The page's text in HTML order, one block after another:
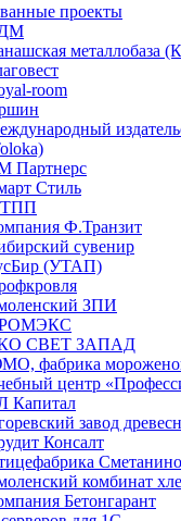
проекты
металлобаза
room
Партнерс
Стиль
Ф.Транзит
сувенир
(УТАП)
ЗПИ
СВЕТ ЗАПАД
фабрика
центр
Капитал
завод
Консалт
Сметанино
комбинат
Бетонгарант